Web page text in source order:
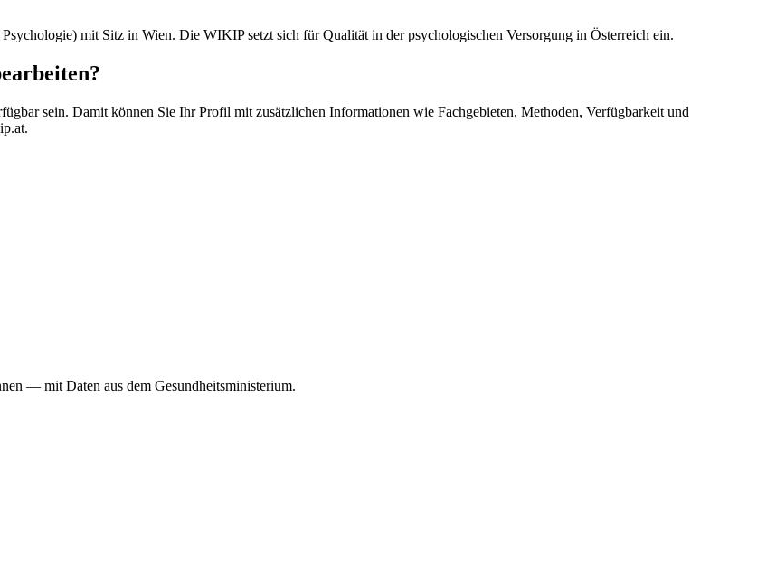
mit Sitz in Wien. Die WIKIP setzt sich für Qualität in der psychologischen Versorgung in Österreich ein.
sein. Damit können Sie Ihr Profil mit zusätzlichen Informationen wie Fachgebieten, Methoden, Verfügbarkeit und
— mit Daten aus dem Gesundheitsministerium.